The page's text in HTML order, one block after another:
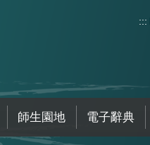
:::
師生園地 電子辭典